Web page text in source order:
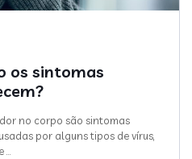
os sintomas
no corpo são sintomas
por alguns tipos de vírus,